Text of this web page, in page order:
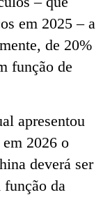
em 2025 – a
de 20%
função de
apresentou
2026 o
deverá ser
da